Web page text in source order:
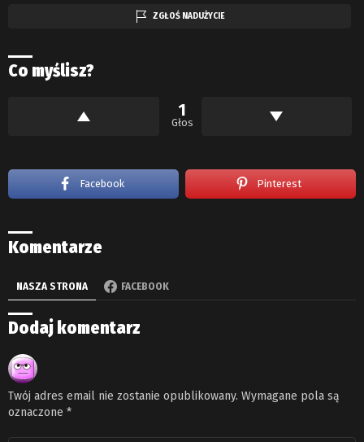
ZGŁOŚ NADUŻYCIE
Co myślisz?
1
Głos
Facebook Pinterest
Komentarze
NASZA STRONA FACEBOOK
Dodaj komentarz
Twój adres email nie zostanie opublikowany. Wymagane pola są
oznaczone *